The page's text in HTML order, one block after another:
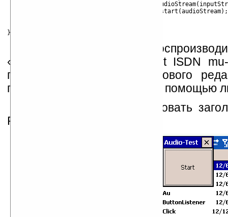
В данном примере
«Sun/NeXT audio data: 8-bit ISDN
получить с помощью звукового
помощью утилиты sox или с помощью
Не забудем отредактировать
PocketPC.